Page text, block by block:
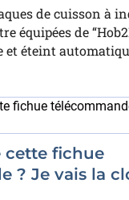
de cuisson à
équipées de
et éteint
cette fichue
? Je vais la